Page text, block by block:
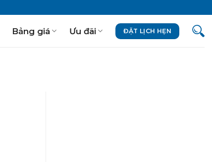
Bảng giá Ưu đãi ĐẶT LỊCH HẸN